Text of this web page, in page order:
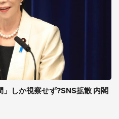
しか視察せず?SNS拡散 内閣